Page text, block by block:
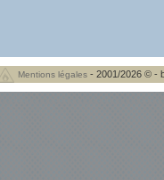
Mentions légales - 2001/2026 © -